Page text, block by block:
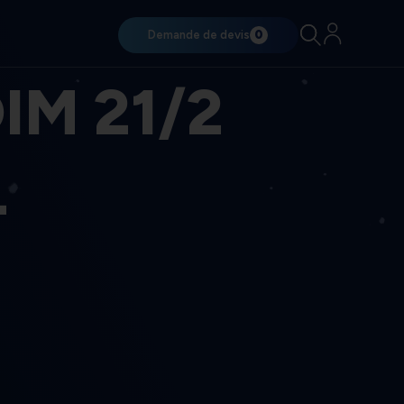
Demande de devis 0
21/2